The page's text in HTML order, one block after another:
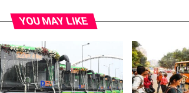
YOU MAY LIKE